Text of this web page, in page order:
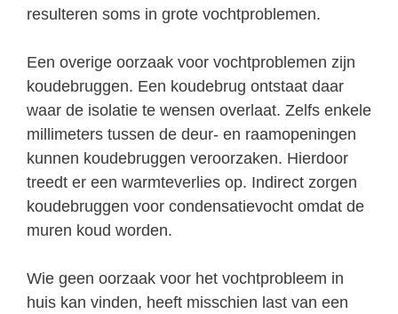
resulteren soms in grote vochtproblemen.
Een overige oorzaak voor vochtproblemen zijn
koudebruggen. Een koudebrug ontstaat daar
waar de isolatie te wensen overlaat. Zelfs enkele
millimeters tussen de deur- en raamopeningen
kunnen koudebruggen veroorzaken. Hierdoor
treedt er een warmteverlies op. Indirect zorgen
koudebruggen voor condensatievocht omdat de
muren koud worden.
Wie geen oorzaak voor het vochtprobleem in
huis kan vinden, heeft misschien last van een